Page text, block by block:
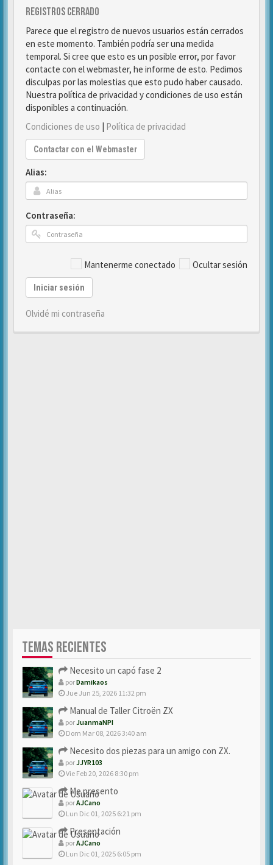
Registros cerrado
Parece que el registro de nuevos usuarios están cerrados
en este momento. También podría ser una medida
temporal. Si cree que esto es un posible error, por favor
contacte con el webmaster, he informe de esto. Pedimos
disculpas por las molestias que esto pudo haber causado.
Nuestra política de privacidad y condiciones de uso están
disponibles a continuación.
Condiciones de uso | Política de privacidad
Contactar con el Webmaster
Alias:
Contraseña:
Mantenerme conectado Ocultar sesión
Iniciar sesión
Olvidé mi contraseña
TEMAS RECIENTES
Necesito un capó fase 2
porDamikaos
Jue Jun 25, 2026 11:32 pm
Manual de Taller Citroën ZX
porJuanmaNPI
Dom Mar 08, 2026 3:40 am
Necesito dos piezas para un amigo con ZX.
porJJYR103
Vie Feb 20, 2026 8:30 pm
Me presento
porAJCano
Lun Dic 01, 2025 6:21 pm
Presentación
porAJCano
Lun Dic 01, 2025 6:05 pm